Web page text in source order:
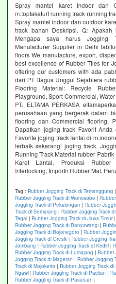
Spray mantel karet Indoor dan
m.topfaketurf running track running
Spray mantel indoor dan outdoor
track bahan Deskripsi. Q:
Mengapa saya harus Jogging
Manufacturer Supplier in Delhi
floors We manufacture, export,
best excellence of Rubber Tiles for
offering our customers with ada
dari PT Bagus Unggul Sejahtera
Flooring Material: Recycle
Playground, Sport Commercial,
PT. ELTAMA PERKASA
perusahaan yang bergerak dalam
flooring dan Commercial flooring.
Dapatkan joging track Favorit
Favorite joging track lantai di
terbaik sekarang! joging track.
Running Track Material rubber
Karet Lantai, Produksi Rubber
Interlocking, Importir Rubber Mat,
Tag : Rubber Jogging Track di Temanggung |
Rubber Jogging Track di Wonosobo |
Jogging Track di Pekalongan | Rubber
Track di Semarang | Rubber Jogging Track
Tegal | Rubber Jogging Track di Jawa Timur|
Rubber Jogging Track di Banyuwangi |
Jogging Track di Bojonegoro | Rubber
Jogging Track di Gresik | Rubber Jogging
Jombang | Rubber Jogging Track di Kediri |
Rubber Jogging Track di Lumajang | Rubber
Jogging Track di Magetan | Rubber Jogging
Track di Mojokerto | Rubber Jogging Track di
Ngawi | Rubber Jogging Track di Pacitan |
Rubber Jogging Track di Pasuruan |